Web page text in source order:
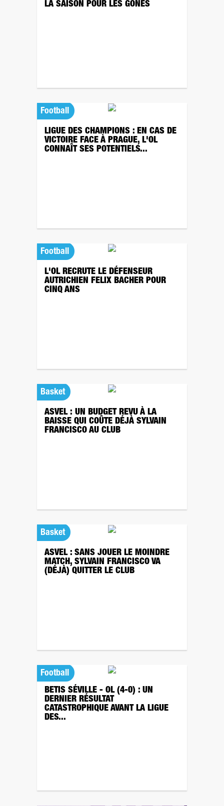
LA SAISON POUR LES GONES
Football
LIGUE DES CHAMPIONS : EN CAS DE
VICTOIRE FACE À PRAGUE, L'OL
CONNAÎT SES POTENTIELS...
Football
L'OL RECRUTE LE DÉFENSEUR
AUTRICHIEN FELIX BACHER POUR
CINQ ANS
Basket
ASVEL : UN BUDGET REVU À LA
BAISSE QUI COÛTE DÉJÀ SYLVAIN
FRANCISCO AU CLUB
Basket
ASVEL : SANS JOUER LE MOINDRE
MATCH, SYLVAIN FRANCISCO VA
(DÉJÀ) QUITTER LE CLUB
Football
BETIS SÉVILLE - OL (4-0) : UN
DERNIER RÉSULTAT
CATASTROPHIQUE AVANT LA LIGUE
DES...